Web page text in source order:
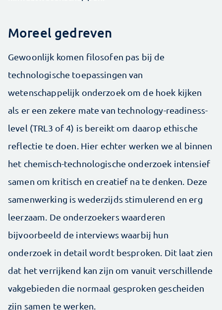
Moreel gedreven
Gewoonlijk komen filosofen pas bij de
technologische toepassingen van
wetenschappelijk onderzoek om de hoek kijken
als er een zekere mate van technology-­readiness-
level (TRL3 of 4) is bereikt om daarop ethische
reflectie te doen. Hier echter werken we al binnen
het chemisch-technologische onderzoek intensief
samen om kritisch en creatief na te denken. Deze
samenwerking is wederzijds stimulerend en erg
leerzaam. De onder­zoekers waarderen
bijvoorbeeld de interviews waarbij hun
onderzoek in detail wordt besproken. Dit laat zien
dat het verrijkend kan zijn om vanuit verschillende
vakgebieden die normaal gesproken gescheiden
zijn samen te werken.